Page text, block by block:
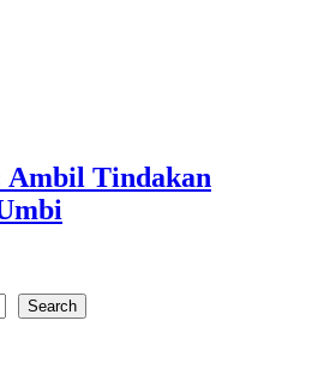
Ambil Tindakan
Search